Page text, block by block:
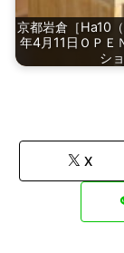
京都岩倉［Ha10
年4月11日ＯＰＥ
シ
X